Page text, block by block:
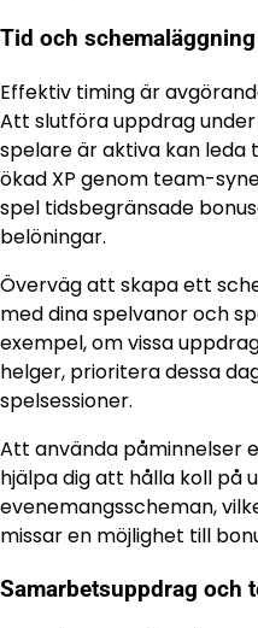
Tid och
Effektiv timing är
Att slutföra uppdrag
spelare är aktiva kan
ökad XP genom team-
spel tidsbegränsade
belöningar.
Överväg att skapa ett
med dina spelvanor och
exempel, om vissa
helger, prioritera dessa
spelsessioner.
Att använda påminnelser
hjälpa dig att hålla koll på
evenemangsscheman,
missar en möjlighet till
Samarbetsuppdrag och